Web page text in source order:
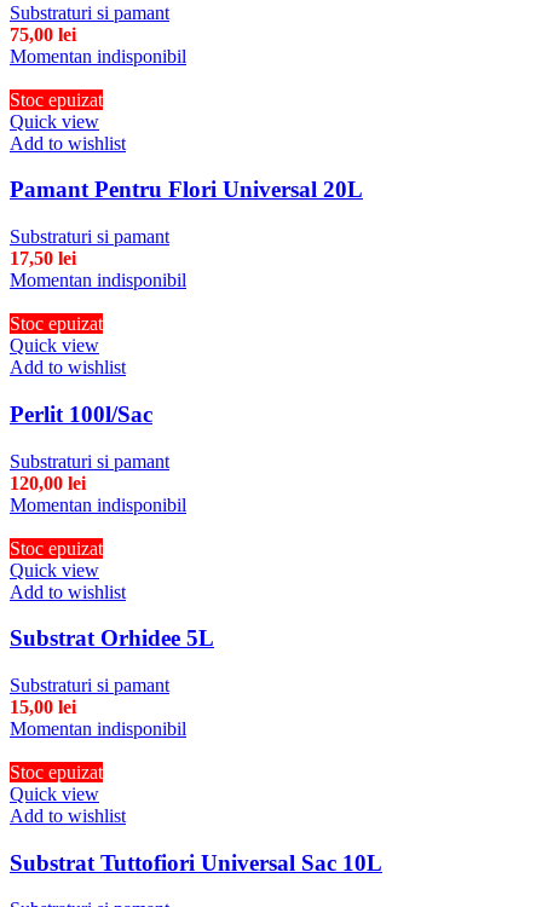
Substraturi si pamant
75,00 lei
Momentan indisponibil
Stoc epuizat
Quick view
Add to wishlist
Pamant Pentru Flori Universal 20L
Substraturi si pamant
17,50 lei
Momentan indisponibil
Stoc epuizat
Quick view
Add to wishlist
Perlit 100l/Sac
Substraturi si pamant
120,00 lei
Momentan indisponibil
Stoc epuizat
Quick view
Add to wishlist
Substrat Orhidee 5L
Substraturi si pamant
15,00 lei
Momentan indisponibil
Stoc epuizat
Quick view
Add to wishlist
Substrat Tuttofiori Universal Sac 10L